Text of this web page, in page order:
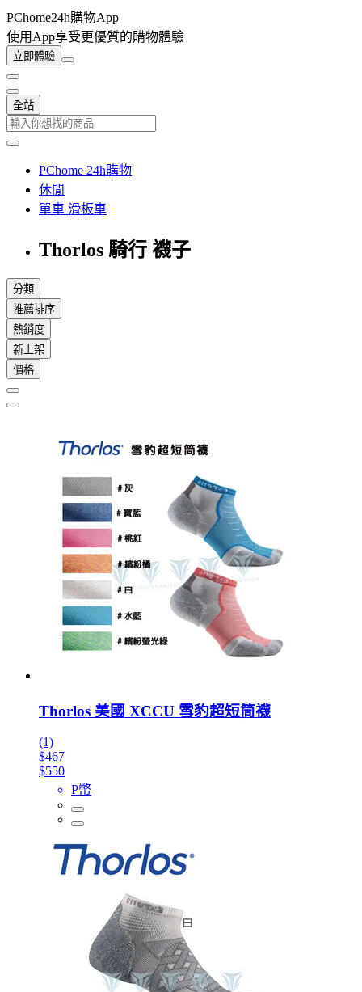
PChome24h購物App
使用App享受更優質的購物體驗
立即體驗
全站
PChome 24h購物
休閒
單車 滑板車
Thorlos 騎行 襪子
分類
推薦排序
熱銷度
新上架
價格
Thorlos 美國 XCCU 雪豹超短筒襪
(1)
$467
$550
P幣